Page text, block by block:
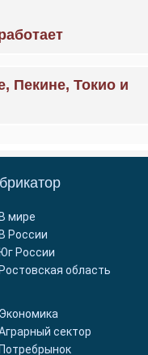
Пекине, Токио и
В мире
В России
Юг России
Ростовская область
Экономика
сектор
Потребрынок